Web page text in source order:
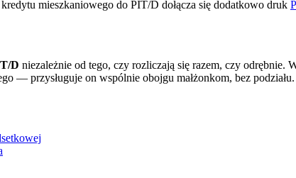
mieszkaniowego do PIT/D dołącza się dodatkowo druk
D niezależnie od tego, czy rozliczają się razem, czy odrębnie.
— przysługuje on wspólnie obojgu małżonkom, bez podziału.